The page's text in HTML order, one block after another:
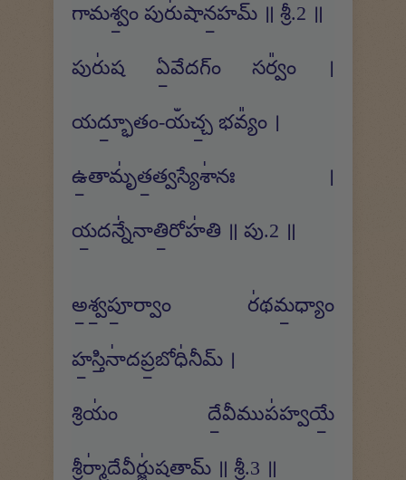
గామశ్వం॒ పురు॑షాన॒హమ్ ॥ శ్రీ.2 ॥
పురు॑ష ఏ॒వేదగ్ం సర్వం᳚ ।
యద్భూ॒తం-యఀచ్చ॒ భవ్యం᳚ ।
ఉ॒తామృ॑త॒త్వస్యేశా॑నః ।
య॒దన్నే॑నాతి॒రోహ॑తి ॥ పు.2 ॥
అ॒శ్వ॒పూ॒ర్వాం ర॑థమ॒ధ్యాం
హ॒స్తినా॑దప్ర॒బోధి॑నీమ్ ।
శ్రియం॑ దే॒వీముప॑హ్వయే॒
శ్రీర్మా॑దే॒వీర్జు॑షతామ్ ॥ శ్రీ.3 ॥